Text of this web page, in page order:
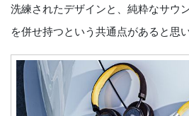
洗練されたデザインと、純粋なサウ
を併せ持つという共通点があると思